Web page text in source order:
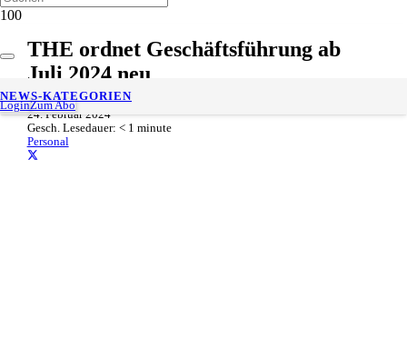
LoginZum Abo
NEWS-KATEGORIEN
THE ordnet Geschäftsführung ab
Juli 2024 neu
24. Februar 2024
Gesch. Lesedauer: < 1 minute
Personal